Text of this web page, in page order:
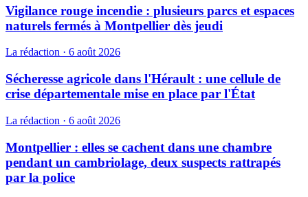
Vigilance rouge incendie : plusieurs parcs et espaces
naturels fermés à Montpellier dès jeudi
La rédaction · 6 août 2026
Sécheresse agricole dans l'Hérault : une cellule de
crise départementale mise en place par l'État
La rédaction · 6 août 2026
Montpellier : elles se cachent dans une chambre
pendant un cambriolage, deux suspects rattrapés
par la police